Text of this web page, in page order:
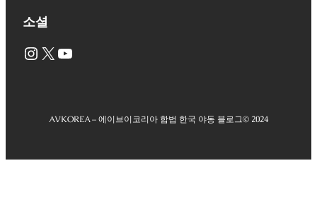
소셜
Instagram X YouTube
AVKOREA – 에이브이코리아 합법 한국 야동 블로그© 2024